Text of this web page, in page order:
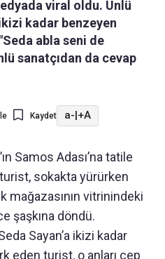
viral oldu. Ünlü
kadar benzeyen
abla seni de
sanatçıdan da cevap
Kaydet a-|+A
Samos Adası’na tatile
sokakta yürürken
mağazasının vitrinindeki
şaşkına döndü.
Sayan’a ikizi kadar
eden turist, o anları cep